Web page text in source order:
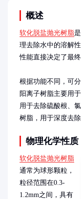
概述
软化脱盐抛光树脂
理去除水中的溶解
性能直接决定了最
根据功能不同，可
阳离子树脂主要用
用于去除硫酸根、
树脂，用于深度去
物理化学性质
软化脱盐抛光树脂
通常为球形颗粒，
粒径范围在0.3-
1.2mm之间，具有